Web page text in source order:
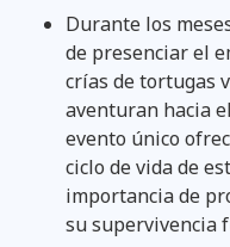
Durante los
de presenciar el
crías de tortugas
aventuran hacia
evento único
ciclo de vida de
importancia de
su supervivencia